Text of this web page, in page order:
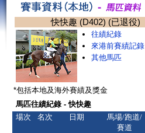
快快趣 (D402) (已退役)
往績紀錄
來港前賽績記錄
其他馬匹
*包括本地及海外賽績及獎金
馬匹往績紀錄 - 快快趣
場次
名次 日期
馬場/跑道/
賽道